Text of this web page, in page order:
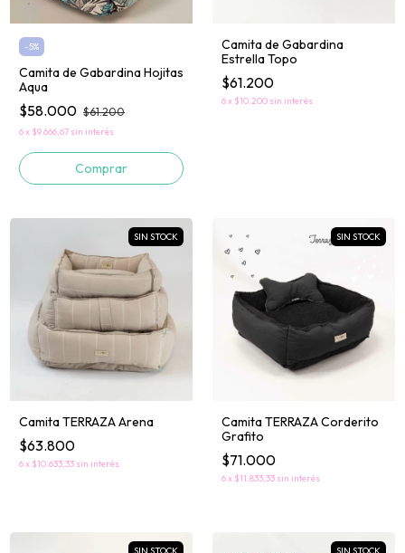
-5%
Camita de Gabardina Hojitas
Aqua
$58.000 $61.200
6x $9.666,67 sin interés
Comprar
Camita de Gabardina
Estrella Topo
$61.200
6x $10.200 sin interés
SIN STOCK
Camita TERRAZA Arena
$63.800
6x $10.633,33 sin interés
SIN STOCK
Camita TERRAZA Corderito
Grafito
$71.000
6x $11.833,33 sin interés
SIN STOCK SIN STOCK